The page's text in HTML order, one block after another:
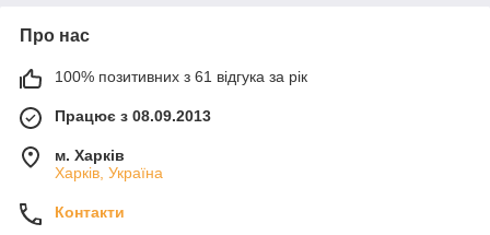
Про нас
100% позитивних з 61 відгука за рік
Працює з 08.09.2013
м. Харків
Харків, Україна
Контакти